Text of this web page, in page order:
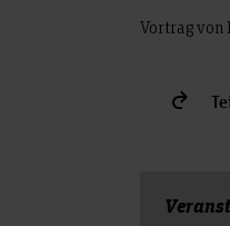
Vortrag von